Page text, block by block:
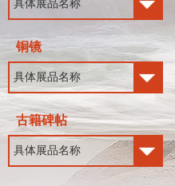
铜镜
古籍碑帖